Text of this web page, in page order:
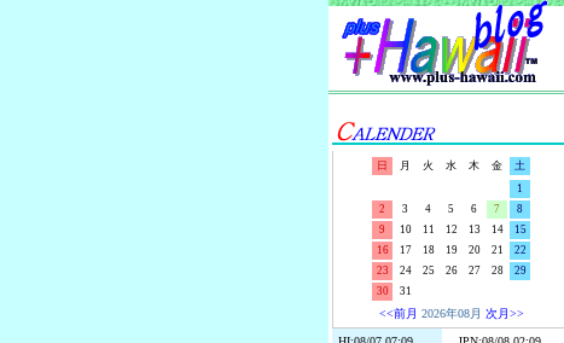
日 月 火 水 木 金
土
1
2
3 4 5 6 7
8
9
10 11 12 13 14
15
16
17 18 19 20 21
22
23
24 25 26 27 28
29
30
31
<<前月 2026年08月 次月>>